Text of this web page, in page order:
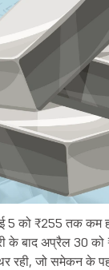
5 को ₹255 तक कम
के बाद अप्रैल 30
जो समेकन के